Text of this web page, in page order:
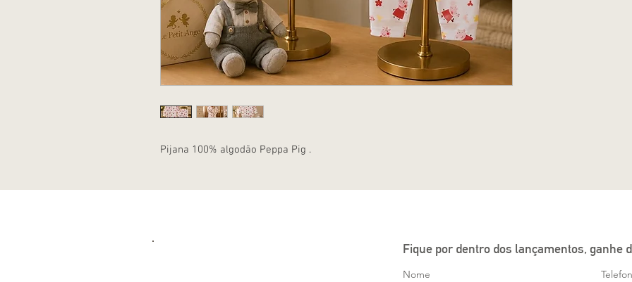
Pijana 100% algodão Peppa Pig .
Fique por dentro dos lançamentos, ganhe
Nome